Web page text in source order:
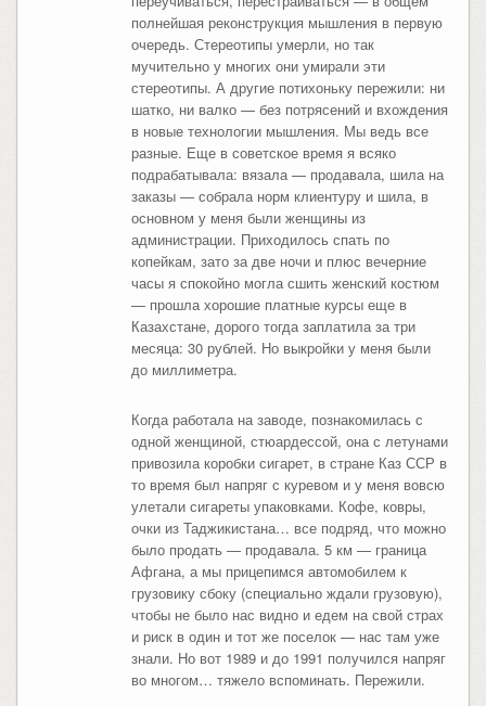
полнейшая реконструкция мышления в первую
очередь. Стереотипы умерли, но так
мучительно у многих они умирали эти
стереотипы. А другие потихоньку пережили: ни
шатко, ни валко — без потрясений и вхождения
в новые технологии мышления. Мы ведь все
разные. Еще в советское время я всяко
подрабатывала: вязала — продавала, шила на
заказы — собрала норм клиентуру и шила, в
основном у меня были женщины из
администрации. Приходилось спать по
копейкам, зато за две ночи и плюс вечерние
часы я спокойно могла сшить женский костюм
— прошла хорошие платные курсы еще в
Казахстане, дорого тогда заплатила за три
месяца: 30 рублей. Но выкройки у меня были
до миллиметра.
Когда работала на заводе, познакомилась с
одной женщиной, стюардессой, она с летунами
привозила коробки сигарет, в стране Каз ССР в
то время был напряг с куревом и у меня вовсю
улетали сигареты упаковками. Кофе, ковры,
очки из Таджикистана… все подряд, что можно
было продать — продавала. 5 км — граница
Афгана, а мы прицепимся автомобилем к
грузовику сбоку (специально ждали грузовую),
чтобы не было нас видно и едем на свой страх
и риск в один и тот же поселок — нас там уже
знали. Но вот 1989 и до 1991 получился напряг
во многом… тяжело вспоминать. Пережили.